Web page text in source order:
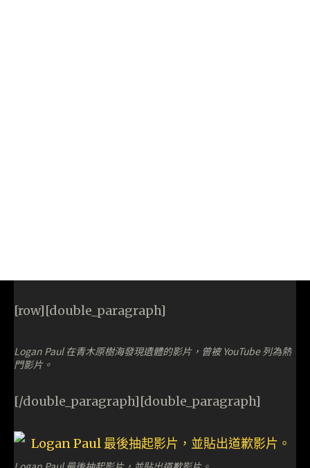
[row][double_paragraph]
Logan Paul 在青木原樹海發現遺體的影片，曾被 YouTube 列為熱
門影片。
[/double_paragraph][double_paragraph]